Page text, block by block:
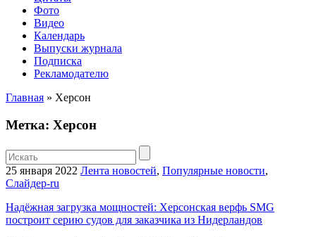
Фото
Видео
Календарь
Выпуски журнала
Подписка
Рекламодателю
Главная » Херсон
Метка: Херсон
25 января 2022 Лента новостей, Популярные новости,
Слайдер-ru
Надёжная загрузка мощностей: Херсонская верфь SMG
построит серию судов для заказчика из Нидерландов